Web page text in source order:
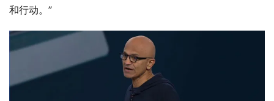
和行动。”